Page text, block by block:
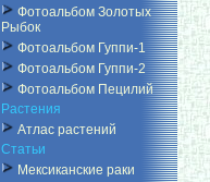
Фотоальбом Золотых
Рыбок
Фотоальбом Гуппи-1
Фотоальбом Гуппи-2
Фотоальбом Пецилий
Растения
Атлас растений
Статьи
Мексиканские раки